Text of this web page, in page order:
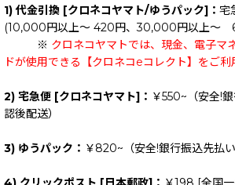
1) 代金引換 [クロネコヤマト/ゆうパック]： 宅
(10,000円以上～ 420円、30,000円以上～
※ クロネコヤマトでは、現金、電子マ
ドが使用できる【クロネコeコレクト】をご利
2) 宅急便 [クロネコヤマト]： ￥550~（安全!
認後配送）
3) ゆうパック： ￥820~（安全!銀行振込先払